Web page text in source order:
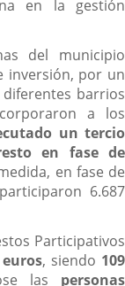
en la gestión
del municipio
inversión, por un
barrios
a los
un tercio
en fase de
en fase de
6.687
Participativos
, siendo 109
las personas